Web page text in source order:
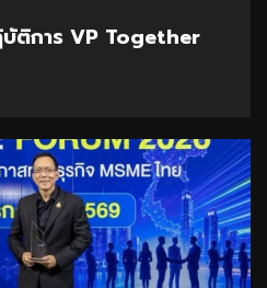
ติการ VP Together